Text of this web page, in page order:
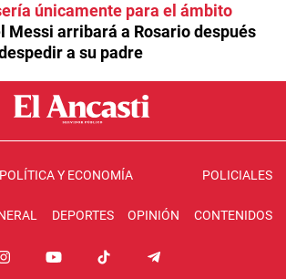
únicamente para el ámbito
Messi arribará a Rosario después
a su padre
POLÍTICA Y ECONOMÍA POLICIALES
DEPORTES OPINIÓN CONTENIDOS